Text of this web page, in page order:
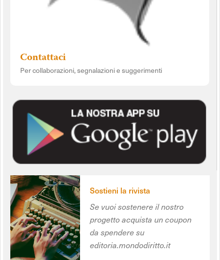
Contattaci
Per collaborazioni, segnalazioni e suggerimenti
Sostieni la rivista
Se vuoi sostenere il nostro
progetto acquista un coupon
da spendere su
editoria.mondodiritto.it